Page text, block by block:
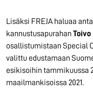
Lisäksi FREJA haluaa
kannustusapurahan
osallistumistaan Special
valittu edustamaan
esikisoihin tammikuussa
maailmankisoissa 2021.